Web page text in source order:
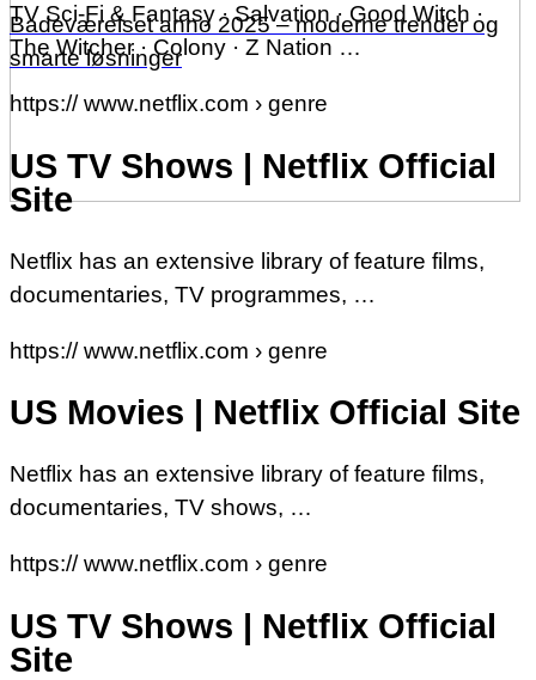
Badeværelset anno 2025 – moderne trender og
smarte løsninger
TV Sci-Fi & Fantasy · Salvation · Good Witch ·
The Witcher · Colony · Z Nation …
https:// www.netflix.com › genre
US TV Shows | Netflix Official
Site
Netflix has an extensive library of feature films,
documentaries, TV programmes, …
https:// www.netflix.com › genre
US Movies | Netflix Official Site
Netflix has an extensive library of feature films,
documentaries, TV shows, …
https:// www.netflix.com › genre
US TV Shows | Netflix Official
Site